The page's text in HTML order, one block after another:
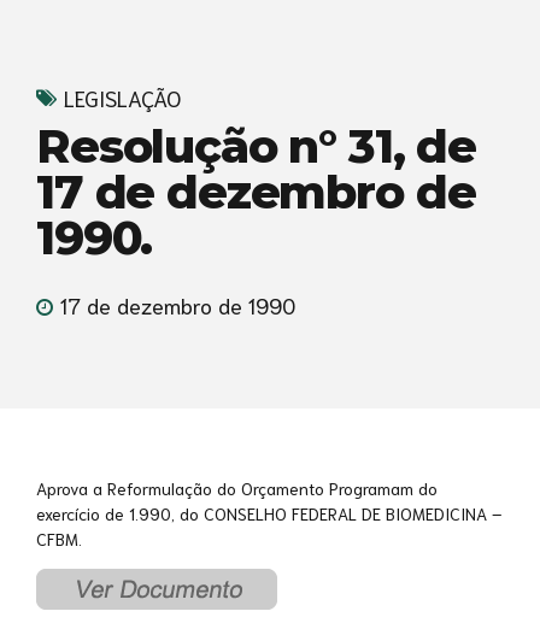
LEGISLAÇÃO
Resolução n° 31, de
17 de dezembro de
1990.
17 de dezembro de 1990
Aprova a Reformulação do Orçamento Programam do
exercício de 1.990, do CONSELHO FEDERAL DE BIOMEDICINA –
CFBM.